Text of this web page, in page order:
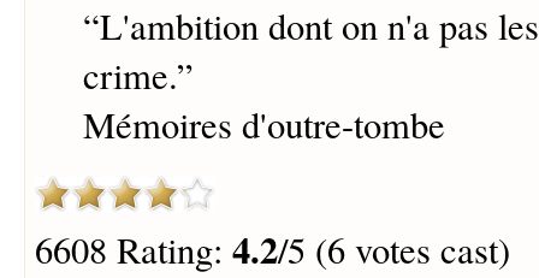
“L'ambition dont on n'a pas
crime.”
Mémoires d'outre-tombe
6608 Rating: 4.2/5 (6 votes cast)